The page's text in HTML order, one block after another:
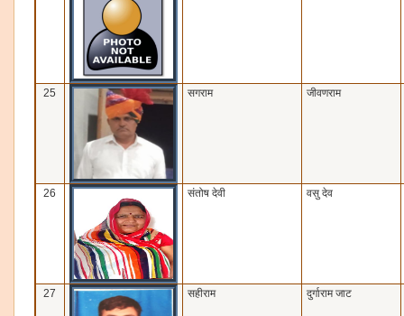
25 सगराम जीवणराम
26 संतोष देवी वसु देव
27 सहीराम दुर्गाराम जाट